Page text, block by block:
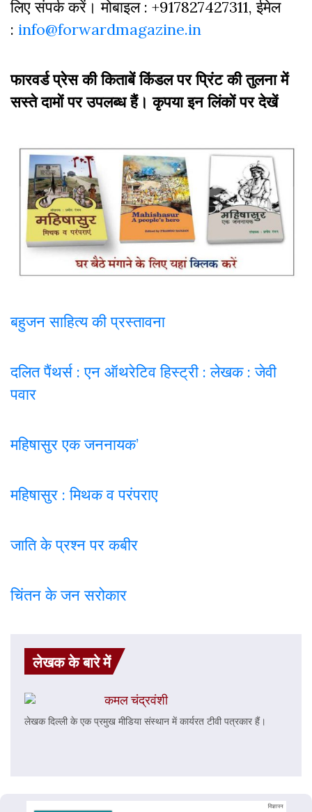
लिए संपर्क करें। मोबाइल : +917827427311, ईमेल
: info@forwardmagazine.in
फारवर्ड प्रेस की किताबें किंडल पर प्रिंट की तुलना में
सस्ते दामों पर उपलब्ध हैं। कृपया इन लिंकों पर देखें
बहुजन साहित्य की प्रस्तावना
दलित पैंथर्स : एन ऑथरेटिव हिस्ट्री : लेखक : जेवी
पवार
महिषासुर एक जननायक’
महिषासुर : मिथक व परंपराए
जाति के प्रश्न पर कबीर
चिंतन के जन सरोकार
लेखक के बारे में
कमल चंद्रवंशी
लेखक दिल्ली के एक प्रमुख मीडिया संस्थान में कार्यरत टीवी पत्रकार हैं।